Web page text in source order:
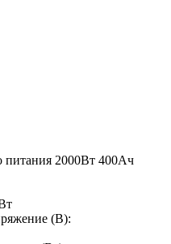
питания 2000Вт 400Ач
(В):